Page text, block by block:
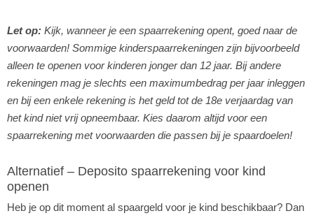
Let op: Kijk, wanneer je een spaarrekening opent, goed naar de
voorwaarden! Sommige kinderspaarrekeningen zijn bijvoorbeeld
alleen te openen voor kinderen jonger dan 12 jaar. Bij andere
rekeningen mag je slechts een maximumbedrag per jaar inleggen
en bij een enkele rekening is het geld tot de 18e verjaardag van
het kind niet vrij opneembaar. Kies daarom altijd voor een
spaarrekening met voorwaarden die passen bij je spaardoelen!
Alternatief – Deposito spaarrekening voor kind
openen
Heb je op dit moment al spaargeld voor je kind beschikbaar? Dan